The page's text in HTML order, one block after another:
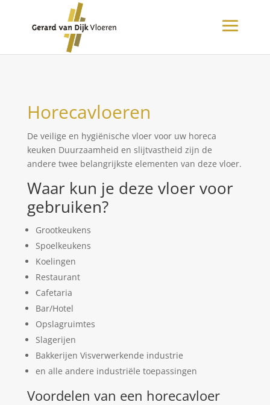
Horecavloeren
De veilige en hygiënische vloer voor uw horeca
keuken Duurzaamheid en slijtvastheid zijn de
andere twee belangrijkste elementen van deze vloer.
Waar kun je deze vloer voor
gebruiken?
Grootkeukens
Spoelkeukens
Koelingen
Restaurant
Cafetaria
Bar/Hotel
Opslagruimtes
Slagerijen
Bakkerijen Visverwerkende industrie
en alle andere industriële toepassingen
Voordelen van een horecavloer